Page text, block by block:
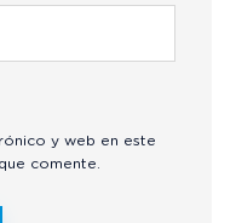
y web en este
comente.